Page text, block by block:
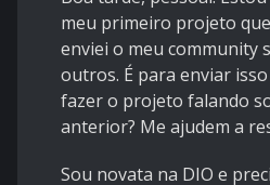
meu primeiro projeto
enviei o meu community
outros. É para enviar
fazer o projeto falando
anterior? Me ajudem a
Sou novata na DIO e